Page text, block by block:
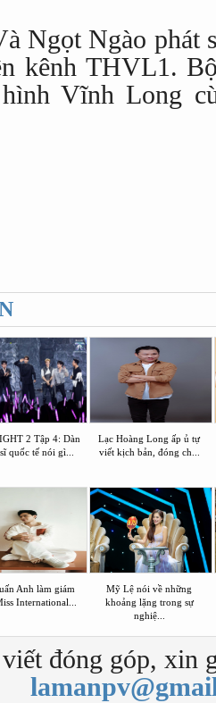
Ngọt Ngào phát
kênh THVL1.
Vĩnh Long
2 Tập 4: Dàn
quốc tế nói gì...
Lạc Hoàng Long ấp ủ tự
viết kịch bản, đóng ch...
Anh làm giám
International...
Mỹ Lệ nói về những
khoảng lặng trong sự
nghiệ...
đóng góp, xin